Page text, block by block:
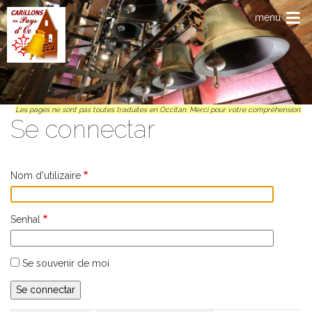
Anar al contengut principal
menu
Les pages ne sont pas toutes traduites en Occitan. Merci pour votre compréhension.
Se connectar
Nom d'utilizaire
Senhal
Se souvenir de moi